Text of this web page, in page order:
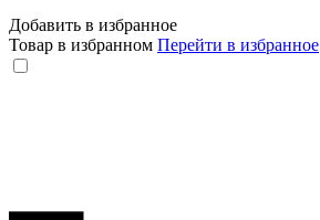
Добавить в избранное
Товар в избранном Перейти в избранное